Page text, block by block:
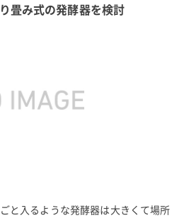
畳み式の発酵器を検討
と入るような発酵器は大きくて場所